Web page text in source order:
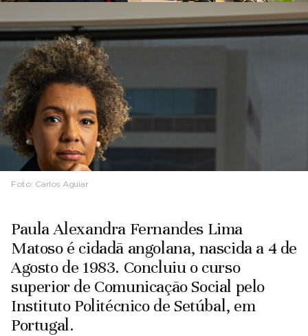
Foto: Carlos Aguiar
Paula Alexandra Fernandes Lima
Matoso é cidadã angolana, nascida a 4 de
Agosto de 1983. Concluiu o curso
superior de Comunicação Social pelo
Instituto Politécnico de Setúbal, em
Portugal.